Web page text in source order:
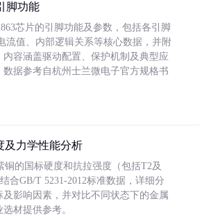
脚功能
芯片的引脚功能及参数，包括各引脚
流值、内部逻辑关系等核心数据，并附
内容涵盖驱动配置、保护机制及典型应
数据参考自杭州士兰微电子官方规格书
及力学性能分析
铜的国标硬度和抗拉强度（包括T2及
合GB/T 5231-2012标准数据，详细分
影响因素，并对比不同状态下的金属
材提供参考。